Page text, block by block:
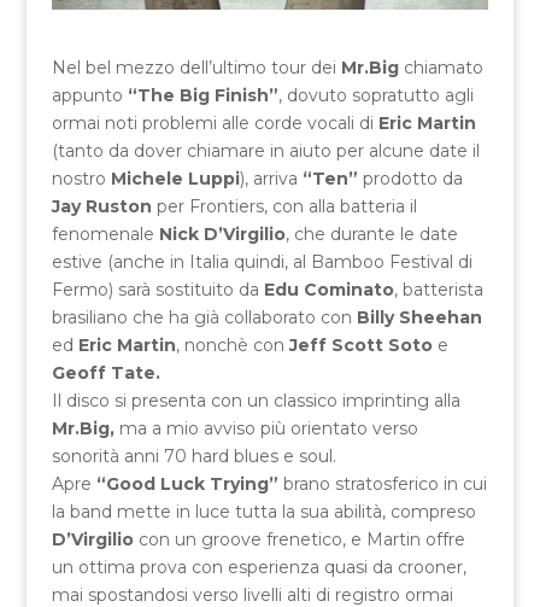
Nel bel mezzo dell’ultimo tour dei Mr.Big chiamato
appunto “The Big Finish”, dovuto sopratutto agli
ormai noti problemi alle corde vocali di Eric Martin
(tanto da dover chiamare in aiuto per alcune date il
nostro Michele Luppi), arriva “Ten” prodotto da
Jay Ruston per Frontiers, con alla batteria il
fenomenale Nick D’Virgilio, che durante le date
estive (anche in Italia quindi, al Bamboo Festival di
Fermo) sarà sostituito da Edu Cominato, batterista
brasiliano che ha già collaborato con Billy Sheehan
ed Eric Martin, nonchè conJeff Scott Sotoe
Geoff Tate.
Il disco si presenta con un classico imprinting alla
Mr.Big, ma a mio avviso più orientato verso
sonorità anni 70 hard blues e soul.
Apre “Good Luck Trying” brano stratosferico in cui
la band mette in luce tutta la sua abilità, compreso
D’Virgiliocon un groove frenetico, e Martin offre
un ottima prova con esperienza quasi da crooner,
mai spostandosi verso livelli alti di registro ormai